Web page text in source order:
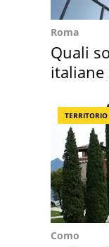
Roma
Quali
italiane
TERRITORIO
Como